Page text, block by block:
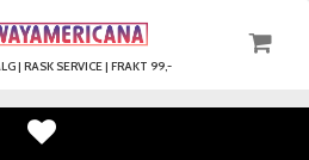
| RASK SERVICE | FRAKT 99,-